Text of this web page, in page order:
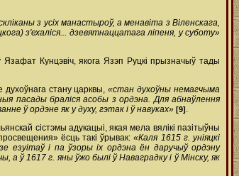
з усіх манастыроў, а менавіта з Віленскага,
з'ехаліся... дзевятнаццатага ліпеня, у суботу»
Язафат Кунцэвіч, якога Язэп Руцкі прызначыў тады
духоўнага стану царквы,«стан духоўны немагчыма
пасады браліся асобы з ордэна. Для абнаўлення
ў ордэне як у духу, гэтак і ў навуках» [9].
сістэмы адукацыі, якая мела вялікі пазітыўны
ёсць такі ўрывак:«Каля 1615 г. уніяцкі
езуітаў і па ўзоры іх ордэна ён даручыў ордэну
ў 1617 г. яны ўжо былі ў Наваградку і ў Мінску, як